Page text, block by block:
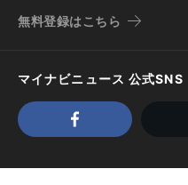
無料登録はこちら
マイナビニュース 公式SNS